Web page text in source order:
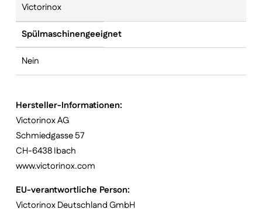
Victorinox
Spülmaschinengeeignet
Nein
Hersteller-Informationen:
Victorinox AG
Schmiedgasse 57
CH-6438 Ibach
www.victorinox.com
EU-verantwortliche Person:
Victorinox Deutschland GmbH